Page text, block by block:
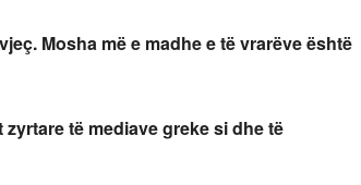
Mosha më e madhe e të vrarëve është
të mediave greke si dhe të